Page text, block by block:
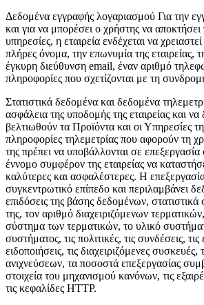
Δεδομένα εγγραφής λογαριασμού Για την
και για να μπορέσει ο χρήστης να
υπηρεσίες, η εταιρεία ενδέχεται να
πλήρες όνομα, την επωνυμία της εταιρείας,
έγκυρη διεύθυνση email, έναν αριθμό
πληροφορίες που σχετίζονται με τη
Στατιστικά δεδομένα και δεδομένα
ασφάλεια της υποδομής της εταιρείας και να
βελτιωθούν τα Προϊόντα και οι Υπηρεσίες
πληροφορίες τηλεμετρίας που αφορούν τη
της πρέπει να υποβάλλονται σε
έννομο συμφέρον της εταιρείας να
καλύτερες και ασφαλέστερες. Η
συγκεντρωτικό επίπεδο και περιλαμβάνει
επιδόσεις της βάσης δεδομένων, στατιστικά
της, τον αριθμό διαχειριζόμενων
σύστημα των τερματικών, το υλικό
συστήματος, τις πολιτικές, τις συνδέσεις, τις
ειδοποιήσεις, τις διαχειριζόμενες συσκευές,
ανιχνεύσεων, τα ποσοστά επεξεργασίας
στοιχεία του μηχανισμού κανόνων, τις
τις κεφαλίδες HTTP.